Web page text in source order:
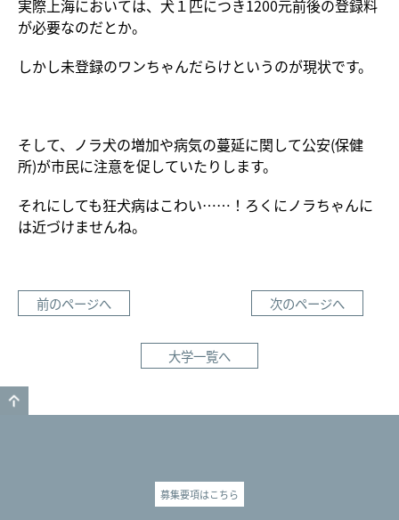
実際上海においては、犬１匹につき1200元前後の登録料
が必要なのだとか。
しかし未登録のワンちゃんだらけというのが現状です。
そして、ノラ犬の増加や病気の蔓延に関して公安(保健
所)が市民に注意を促していたりします。
それにしても狂犬病はこわい……！ろくにノラちゃんに
は近づけませんね。
前のページへ 次のページへ
大学一覧へ
募集要項はこちら